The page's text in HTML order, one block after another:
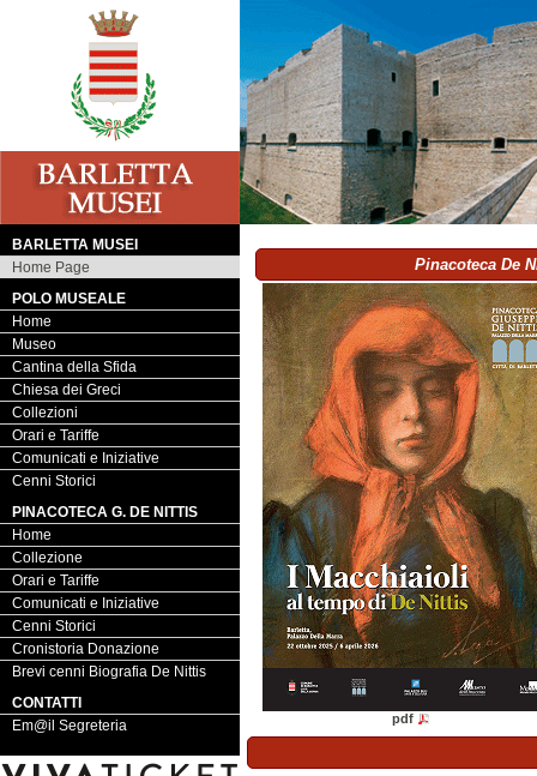
BARLETTA MUSEI
Home Page
POLO MUSEALE
Home
Museo
Cantina della Sfida
Chiesa dei Greci
Collezioni
Orari e Tariffe
Comunicati e Iniziative
Cenni Storici
PINACOTECA G. DE NITTIS
Home
Collezione
Orari e Tariffe
Comunicati e Iniziative
Cenni Storici
Cronistoria Donazione
Brevi cenni Biografia De Nittis
CONTATTI
Em@il Segreteria
Pinacoteca De
pdf